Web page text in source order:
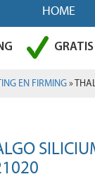
HOME
EN FIRMING»